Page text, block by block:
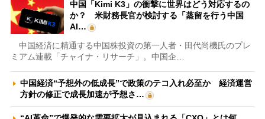
中国「Kimi K3」の衝撃に世界はどう対応するの
か？ 米財務長官が検討する「蒸留を行う中国
AI…
中国経済に精通する中国株投資の第一人者・田代尚機氏のプレ
ミアム連載「チャイナ・リサーチ」。中国企…
中国経済“予想外の低成長”で政策のテコ入れ必至か 経済運営
方針の修正で成長加速が予想さ…